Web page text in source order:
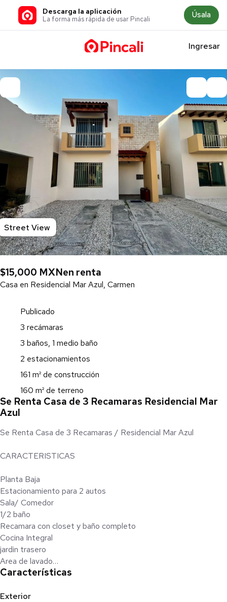
Descarga la aplicación
La forma más rápida de usar Pincali Úsala
Ingresar
Street View
$15,000 MXNen renta
Casa en Residencial Mar Azul, Carmen
Publicado
3 recámaras
3 baños, 1 medio baño
2 estacionamientos
161 m² de construcción
160 m² de terreno
Se Renta Casa de 3 Recamaras Residencial Mar
Azul
Se Renta Casa de 3 Recamaras / Residencial Mar Azul
CARACTERISTICAS
Planta Baja
Estacionamiento para 2 autos
Sala/ Comedor
1/2 baño
Recamara con closet y baño completo
Cocina Integral
jardin trasero
Area de lavado
2 habitaciones con closet y baño ( 1 Recamara incluye balcón )
Características
Exterior